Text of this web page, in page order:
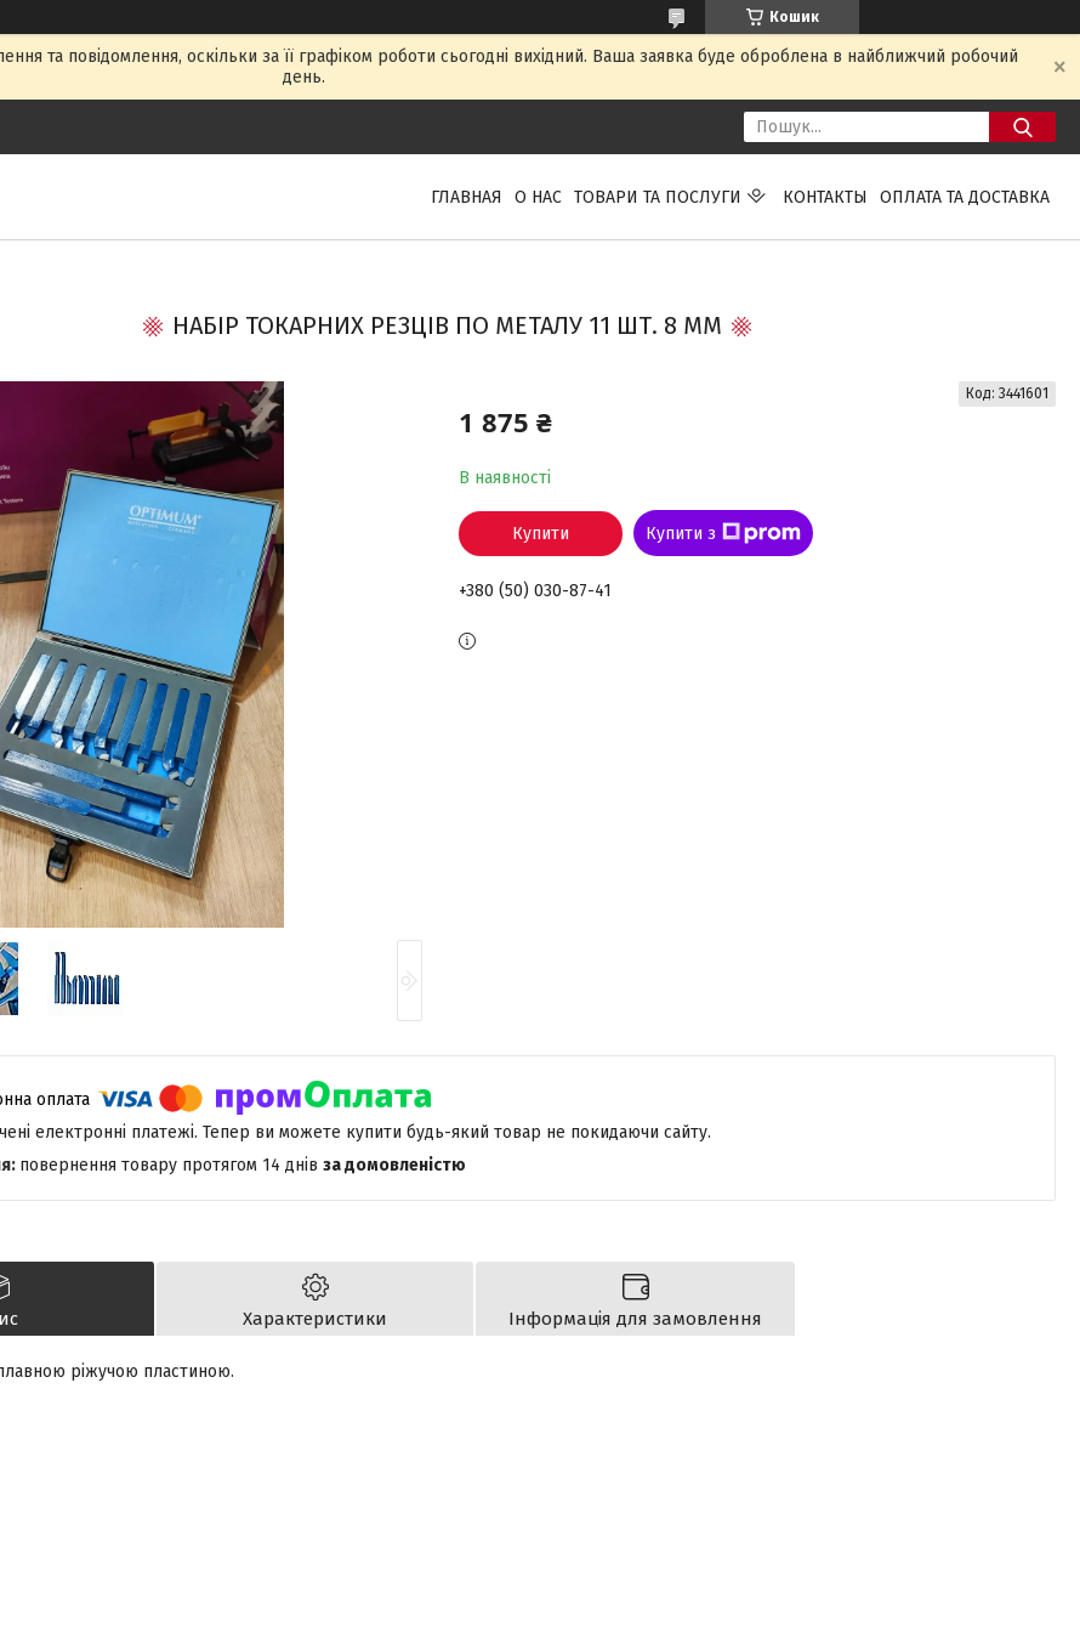
Кошик
та повідомлення, оскільки за її графіком роботи сьогодні вихідний. Ваша заявка буде оброблена в найближчий робочий
день.
ГЛАВНАЯ О НАС ТОВАРИ ТА ПОСЛУГИ КОНТАКТЫ ОПЛАТА ТА ДОСТАВКА
НАБІР ТОКАРНИХ РЕЗЦІВ ПО МЕТАЛУ 11 ШТ. 8 ММ
1 875 ₴
В наявності
Код: 3441601
Купити Купити з
+380 (50) 030-87-41
електронні платежі. Тепер ви можете купити будь-який товар не покидаючи сайту.
повернення товару протягом 14 днів за домовленістю
Характеристики Інформація для замовлення
ріжучою пластиною.